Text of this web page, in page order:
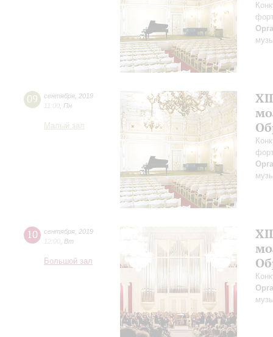
09 сентября 2019
11:00 Пн
Малый зал
10 сентября 2019
12:00 Вт
Большой зал